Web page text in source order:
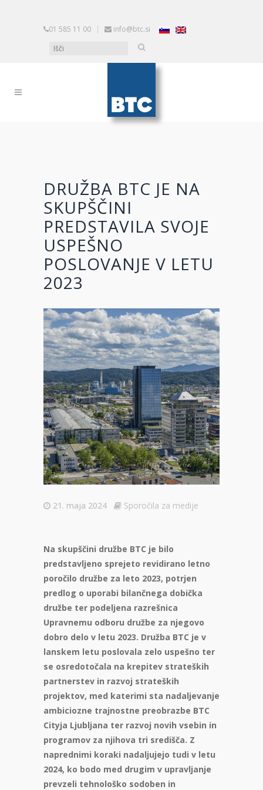
01 585 11 00 | info@btc.si
DRUŽBA BTC JE NA
SKUPŠČINI
PREDSTAVILA SVOJE
USPEŠNO
POSLOVANJE V LETU
2023
21. maja 2024 Sporočila za medije
Na skupščini družbe BTC je bilo
predstavljeno sprejeto revidirano letno
poročilo družbe za leto 2023, potrjen
predlog o uporabi bilančnega dobička
družbe ter podeljena razrešnica
Upravnemu odboru družbe za njegovo
dobro delo v letu 2023. Družba BTC je v
lanskem letu poslovala zelo uspešno ter
se osredotočala na krepitev strateških
partnerstev in razvoj strateških
projektov, med katerimi sta nadaljevanje
ambiciozne trajnostne preobrazbe BTC
Cityja Ljubljana ter razvoj novih vsebin in
programov za njihova tri središča. Z
naprednimi koraki nadaljujejo tudi v letu
2024, ko bodo med drugim v upravljanje
prevzeli tehnološko sodoben in